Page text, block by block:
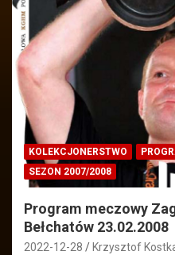
KOLEKCJONERSTWO
SEZON 2007/2008
Program meczowy
Bełchatów 23.02.2008
2022-12-28 Krzysztof